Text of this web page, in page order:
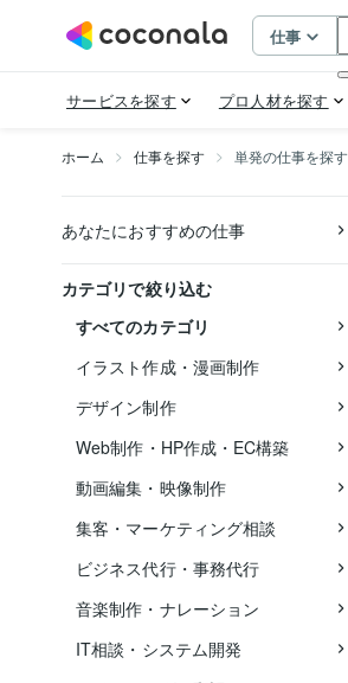
ホーム 仕事を探す 単発の仕事を探す
あなたにおすすめの仕事
カテゴリで絞り込む
すべてのカテゴリ
イラスト作成・漫画制作
デザイン制作
Web制作・HP作成・EC構築
動画編集・映像制作
集客・マーケティング相談
ビジネス代行・事務代行
音楽制作・ナレーション
IT相談・システム開発